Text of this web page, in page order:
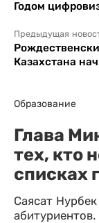
Годом
Предыдущая
Казахстана
Образование
Глава
тех, кто
списках
Саясат
абитуриентов.